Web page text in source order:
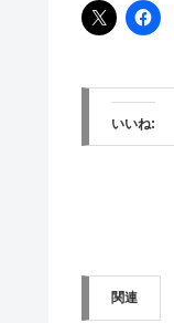
いいね:
関連